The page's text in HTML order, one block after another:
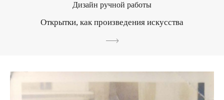
Дизайн ручной работы
Открытки, как произведения искусства